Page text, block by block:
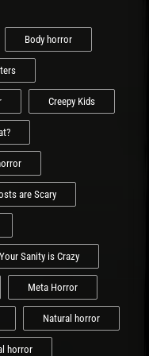
Body horror
Creepy Kids
are Scary
Sanity is Crazy
Meta Horror
Natural horror
horror